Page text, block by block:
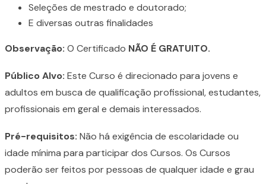
Seleções de mestrado e doutorado;
E diversas outras finalidades
Observação: O Certificado NÃO É GRATUITO.
Público Alvo: Este Curso é direcionado para jovens e
adultos em busca de qualificação profissional, estudantes,
profissionais em geral e demais interessados.
Pré-requisitos: Não há exigência de escolaridade ou
idade mínima para participar dos Cursos. Os Cursos
poderão ser feitos por pessoas de qualquer idade e grau